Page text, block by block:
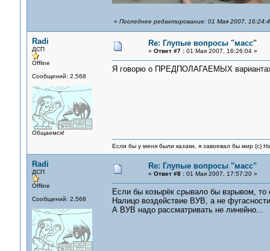
« Последнее редактирование: 01 Мая 2007,
Radi
ДСП
Offline
Сообщений: 2,568
Общаемся!
Re: Глупые вопросы "масс"
« Ответ #7 :01 Мая 2007, 16:26:04 »
Я говорю о ПРЕДПОЛАГАЕМЫХ
Если бы у меня были казаки, я завоевал бы мир (с)
Radi
ДСП
Offline
Сообщений: 2,568
Re: Глупые вопросы "масс"
« Ответ #8 :01 Мая 2007, 17:57:20 »
Если бы козырёк срывало бы взрывом,
Налицо воздействие ВУВ, а не
А ВУВ надо рассматривать не линейно...